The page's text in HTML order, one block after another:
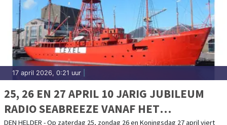
17 april 2026, 0:21 uur
25, 26 EN 27 APRIL 10 JARIG JUBILEUM
RADIO SEABREEZE VANAF HET
DEN HELDER - Op zaterdag 25, zondag 26 en Koningsdag 27 april viert